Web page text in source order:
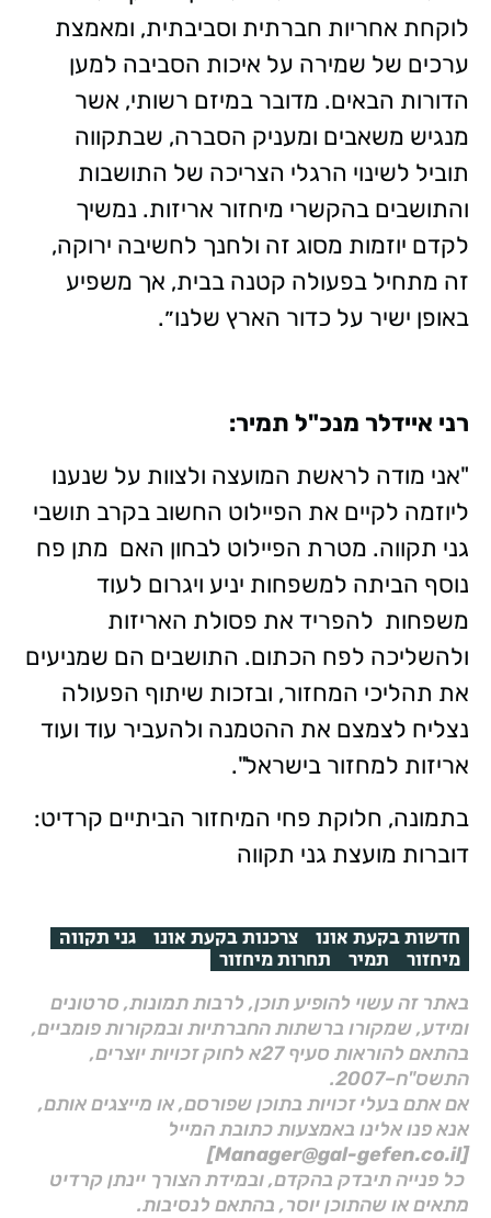
לוקחת אחריות חברתית וסביבתית, ומאמצת
ערכים של שמירה על איכות הסביבה למען
הדורות הבאים. מדובר במיזם רשותי, אשר
מנגיש משאבים ומעניק הסברה, שבתקווה
תוביל לשינוי הרגלי הצריכה של התושבות
והתושבים בהקשרי מיחזור אריזות. נמשיך
לקדם יוזמות מסוג זה ולחנך לחשיבה ירוקה,
זה מתחיל בפעולה קטנה בבית, אך משפיע
באופן ישיר על כדור הארץ שלנו״.
רני איידלר מנכ"ל תמיר:
"אני מודה לראשת המועצה ולצוות על שנענו
ליוזמה לקיים את הפיילוט החשוב בקרב תושבי
גני תקווה. מטרת הפיילוט לבחון האם מתן פח
נוסף הביתה למשפחות יניע ויגרום לעוד
משפחות להפריד את פסולת האריזות
ולהשליכה לפח הכתום. התושבים הם שמניעים
את תהליכי המחזור, ובזכות שיתוף הפעולה
נצליח לצמצם את ההטמנה ולהעביר עוד ועוד
אריזות למחזור בישראל".
בתמונה, חלוקת פחי המיחזור הביתיים קרדיט:
דוברות מועצת גני תקווה
חדשות בקעת אונו צרכנות בקעת אונו גני תקווה
מיחזור תמיר תחרות מיחזור
באתר זה עשוי להופיע תוכן, לרבות תמונות, סרטונים
ומידע, שמקורו ברשתות החברתיות ובמקורות פומביים,
בהתאם להוראות סעיף 27א לחוק זכויות יוצרים,
התשס"ח–2007.
אם אתם בעלי זכויות בתוכן שפורסם, או מייצגים אותם,
אנא פנו אלינו באמצעות כתובת המייל
[Manager@gal-gefen.co.il]
כל פנייה תיבדק בהקדם, ובמידת הצורך יינתן קרדיט
מתאים או שהתוכן יוסר, בהתאם לנסיבות.